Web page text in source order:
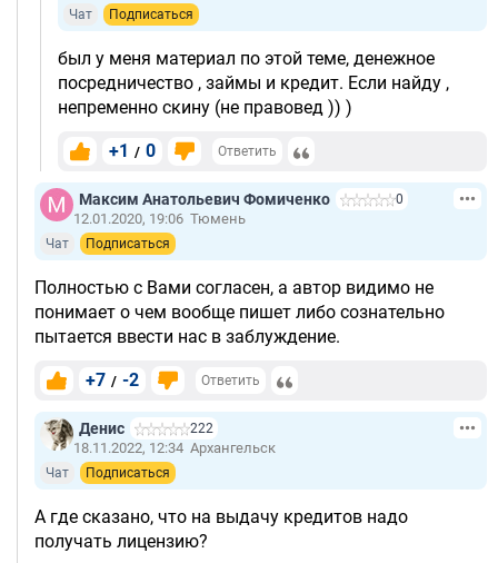
Чат Подписаться
был у меня материал по этой теме, денежное
посредничество , займы и кредит. Если найду ,
непременно скину (не правовед )) )
+1 / 0 Ответить
Максим Анатольевич Фомиченко 0
12.01.2020, 19:06 Тюмень
Чат Подписаться
Полностью с Вами согласен, а автор видимо не
понимает о чем вообще пишет либо сознательно
пытается ввести нас в заблуждение.
+7 / -2 Ответить
Денис 222
18.11.2022, 12:34 Архангельск
Чат Подписаться
А где сказано, что на выдачу кредитов надо
получать лицензию?